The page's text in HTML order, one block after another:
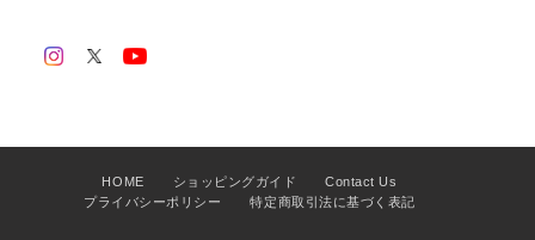
砲塔の回転部分のブロックの高さが少し低いので、結合部を付け
HOME ショッピングガイド
Contact Us
プライバシーポリシー
特定商取引法に基づく表記